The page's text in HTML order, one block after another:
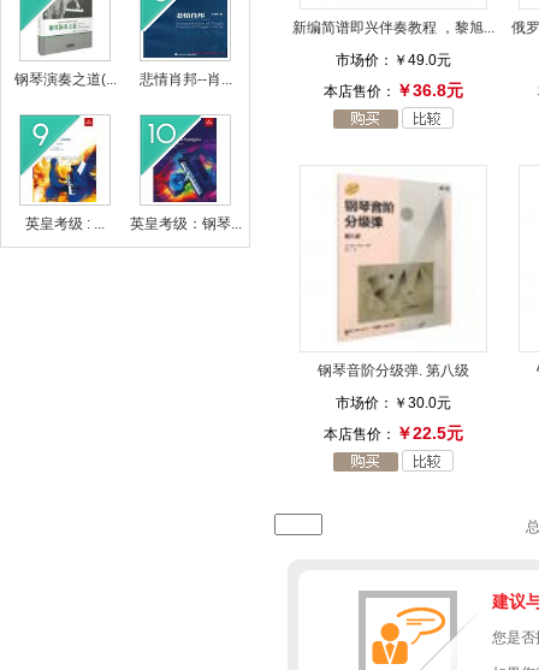
钢琴演奏之道(... 悲情肖邦--肖...
英皇考级 : ... 英皇考级：钢琴...
新编简谱即兴伴奏教程 ，黎旭...
市场价： ￥49.0元
本店售价： ￥36.8元
俄
钢琴音阶分级弹. 第八级
市场价： ￥30.0元
本店售价： ￥22.5元
建议
您是否